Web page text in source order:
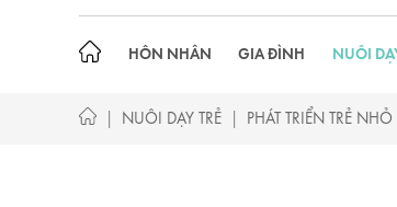
HÔN NHÂN GIA ĐÌNH NUÔI
| NUÔI DẠY TRẺ | PHÁT TRIỂN TRẺ NHỎ